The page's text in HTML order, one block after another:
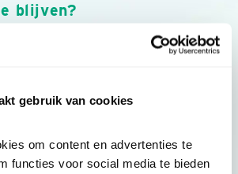
gebruik van cookies
om content en advertenties te
functies voor social media te bieden
blijven?
nieuws, inspiratie, acties en tips
van Vogelbescherming.